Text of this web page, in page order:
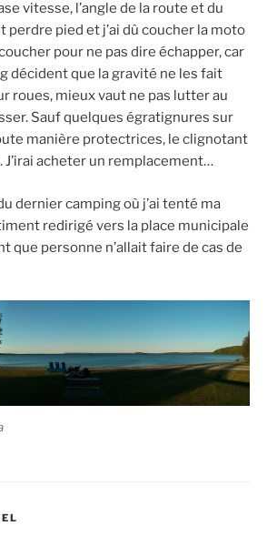
vitesse, l’angle de la route et du
perdre pied et j’ai dû coucher la moto
pour ne pas dire échapper, car
décident que la gravité ne les fait
roues, mieux vaut ne pas lutter au
Sauf quelques égratignures sur
manière protectrices, le clignotant
J’irai acheter un remplacement…
dernier camping où j’ai tenté ma
redirigé vers la place municipale
que personne n’allait faire de cas de